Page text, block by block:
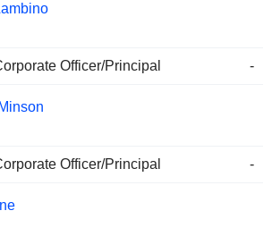
Officer/Principal -
Officer/Principal -